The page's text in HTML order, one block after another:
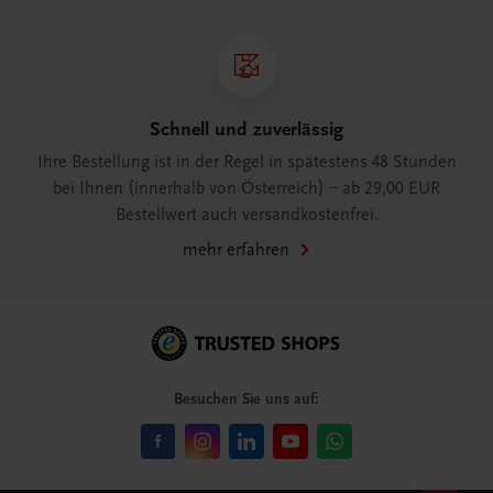
Schnell und zuverlässig
Ihre Bestellung ist in der Regel in spätestens 48 Stunden
bei Ihnen (innerhalb von Österreich) – ab 29,00 EUR
Bestellwert auch versandkostenfrei.
mehr erfahren
Besuchen Sie uns auf: